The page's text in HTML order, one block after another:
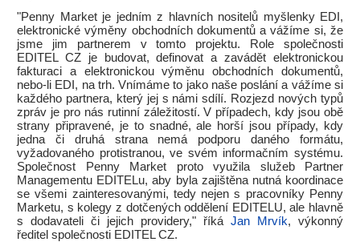
"Penny Market je jedním z hlavních nositelů myšlenky EDI,
elektronické výměny obchodních dokumentů a vážíme si, že
jsme jim partnerem v tomto projektu. Role společnosti
EDITEL CZ je budovat, definovat a zavádět elektronickou
fakturaci a elektronickou výměnu obchodních dokumentů,
nebo-li EDI, na trh. Vnímáme to jako naše poslání a vážíme si
každého partnera, který jej s námi sdílí. Rozjezd nových typů
zpráv je pro nás rutinní záležitostí. V případech, kdy jsou obě
strany připravené, je to snadné, ale horší jsou případy, kdy
jedna či druhá strana nemá podporu daného formátu,
vyžadovaného protistranou, ve svém informačním systému.
Společnost Penny Market proto využila služeb Partner
Managementu EDITELu, aby byla zajištěna nutná koordinace
se všemi zainteresovanými, tedy nejen s pracovníky Penny
Marketu, s kolegy z dotčených oddělení EDITELU, ale hlavně
s dodavateli či jejich providery," říká Jan Mrvík, výkonný
ředitel společnosti EDITEL CZ.